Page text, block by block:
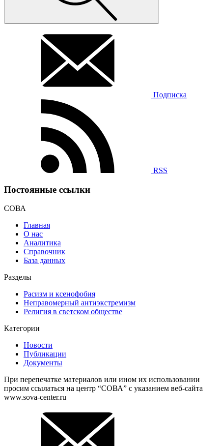
Подписка
RSS
Постоянные ссылки
СОВА
Главная
О нас
Аналитика
Справочник
База данных
Разделы
Расизм и ксенофобия
Неправомерный антиэкстремизм
Религия в светском обществе
Категории
Новости
Публикации
Документы
При перепечатке материалов или ином их использовании
просим ссылаться на центр “СОВА” с указанием веб-сайта
www.sova-center.ru